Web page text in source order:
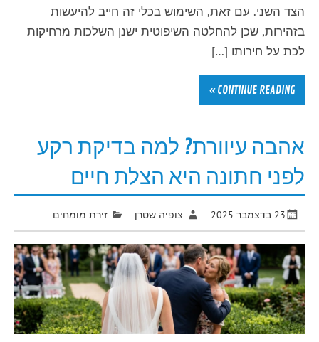
הצד השני. עם זאת, השימוש בכלי זה חייב להיעשות
בזהירות, שכן להחלטה השיפוטית ישנן השלכות מרחיקות
לכת על חירותו […]
CONTINUE READING »
אהבה עיוורת? למה בדיקת רקע
לפני חתונה היא הצלת חיים
23 בדצמבר 2025 צופיה שטרן זירת מומחים